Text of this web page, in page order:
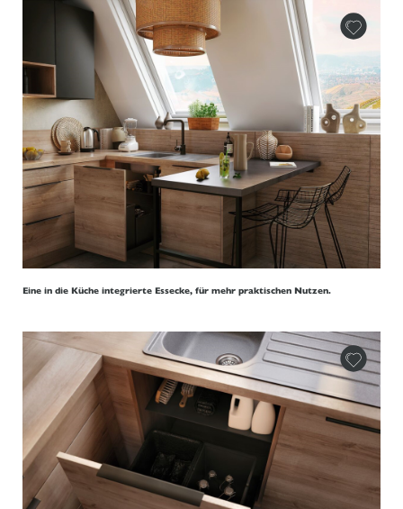
Eine in die Küche integrierte Essecke, für mehr praktischen Nutzen.